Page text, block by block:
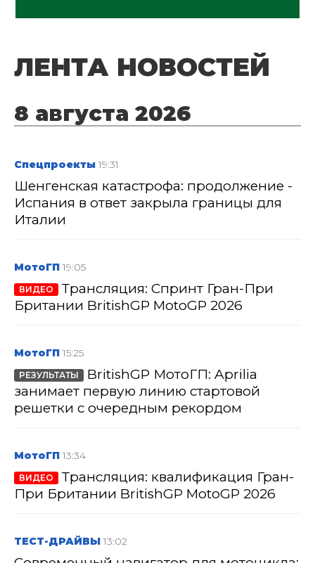
ЛЕНТА НОВОСТЕЙ
8 августа 2026
Спецпроекты 19:31
Шенгенская катастрофа: продолжение -
Испания в ответ закрыла границы для
Италии
МотоГП 19:05
ВИДЕО
Трансляция: Спринт Гран-При
Британии BritishGP MotoGP 2026
МотоГП 15:25
РЕЗУЛЬТАТЫ
BritishGP МотоГП: Aprilia
занимает первую линию стартовой
решетки с очередным рекордом
МотоГП 13:34
ВИДЕО
Трансляция: квалификация Гран-
При Британии BritishGP MotoGP 2026
ТЕСТ-ДРАЙВЫ 13:02